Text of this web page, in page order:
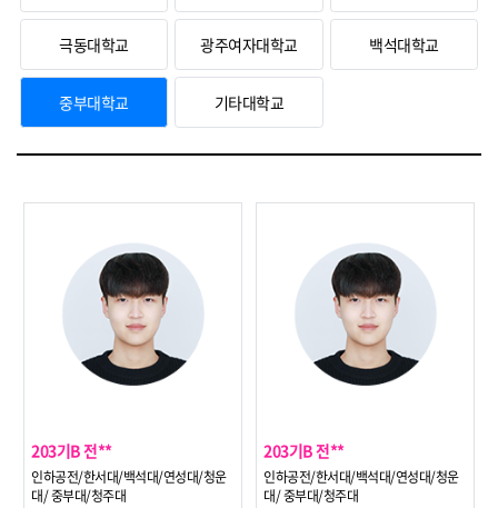
극동대학교 광주여자대학교 백석대학교
중부대학교 기타대학교
203기B 전**
인하공전/한서대/백석대/연성대/청운
대/ 중부대/청주대
203기B 전**
인하공전/한서대/백석대/연성대/청운
대/ 중부대/청주대